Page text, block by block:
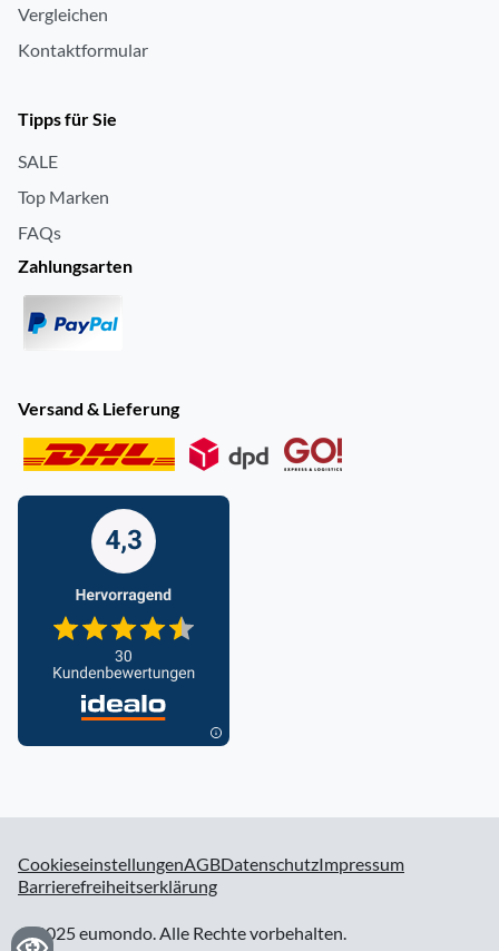
Vergleichen
Kontaktformular
Tipps für Sie
SALE
Top Marken
FAQs
Zahlungsarten
Versand & Lieferung
CookieseinstellungenAGBDatenschutzImpressum
Barrierefreiheitserklärung
© 2025 eumondo. Alle Rechte vorbehalten.